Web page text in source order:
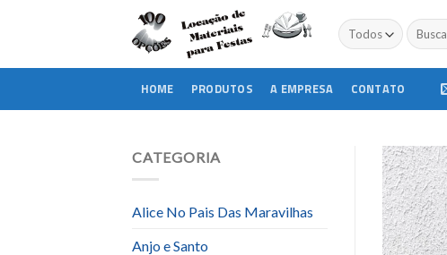
Buscar
por:
HOME PRODUTOS A EMPRESA CONTATO
CATEGORIA
Alice No Pais Das Maravilhas
Anjo e Santo